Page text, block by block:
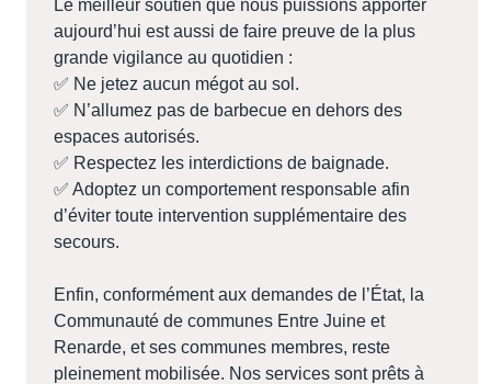
Le meilleur soutien que nous puissions apporter
aujourd’hui est aussi de faire preuve de la plus
grande vigilance au quotidien :
✅ Ne jetez aucun mégot au sol.
✅ N’allumez pas de barbecue en dehors des
espaces autorisés.
✅ Respectez les interdictions de baignade.
✅ Adoptez un comportement responsable afin
d’éviter toute intervention supplémentaire des
secours.
Enfin, conformément aux demandes de l’État, la
Communauté de communes Entre Juine et
Renarde, et ses communes membres, reste
pleinement mobilisée. Nos services sont prêts à